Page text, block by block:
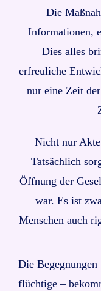
Die
Informationen,
Dies alles
erfreuliche
nur eine Zeit
Nicht nur
Tatsächlich
Öffnung der
war. Es ist
Menschen auch
Die
flüchtige –